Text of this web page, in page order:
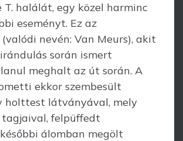
T. halálát, egy közel harminc
eseményt. Ez az
nevén: Van Meurs), akit
során ismert
meghalt az út során. A
ekkor szembesült
holttest látványával, mely
felpüffedt
álomban megölt